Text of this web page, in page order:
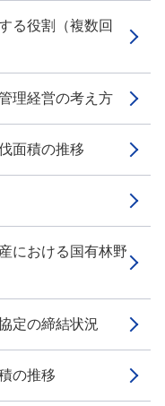
る役割（複数回
理経営の考え方
面積の推移
における国有林野
定の締結状況
の推移